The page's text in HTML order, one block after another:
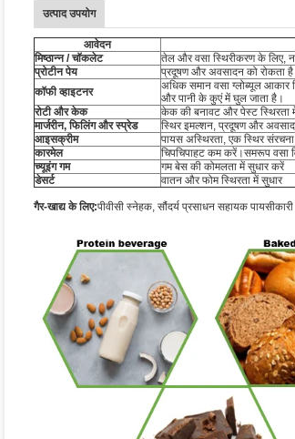
उत्पाद उपयोग
आवेदन
मिष्ठान्न / चॉकलेट
तेल और वसा स्थिरीकरण के लिए,
प्रोटीन पेय
प्रदूषण और अवसादन को रोकता
कॉफी व्हाइटनर
अधिक समान वसा ग्लोब्यूल आकार
और पानी के कुएं में घुल जाता है।
रोटी और केक
केक की बनावट और पेस्ट स्थिरता
मार्जरीन, फिलिंग और स्प्रेड
स्थिर इमल्शन, प्रदूषण और
आइसक्रीम
पायस अस्थिरता, एक स्थिर
कारमेल
चिपचिपाहट कम करें।समरूप वसा
च्यूइंग गम
गम बेस की कोमलता में सुधार करें
डेसर्ट
वातन और फोम स्थिरता में सुधार
गैर-खाद्य के लिए:पीवीसी स्नेहक, सौंदर्य प्रसाधन सहायक